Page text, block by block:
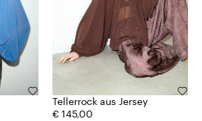
Tellerrock aus Jersey
€ 145,00